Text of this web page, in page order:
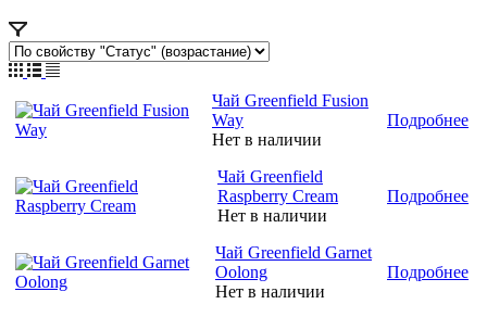
Чай Greenfield Fusion
Way
Нет в наличии
Подробнее
Чай Greenfield
Raspberry Cream
Нет в наличии
Подробнее
Чай Greenfield Garnet
Oolong
Нет в наличии
Подробнее